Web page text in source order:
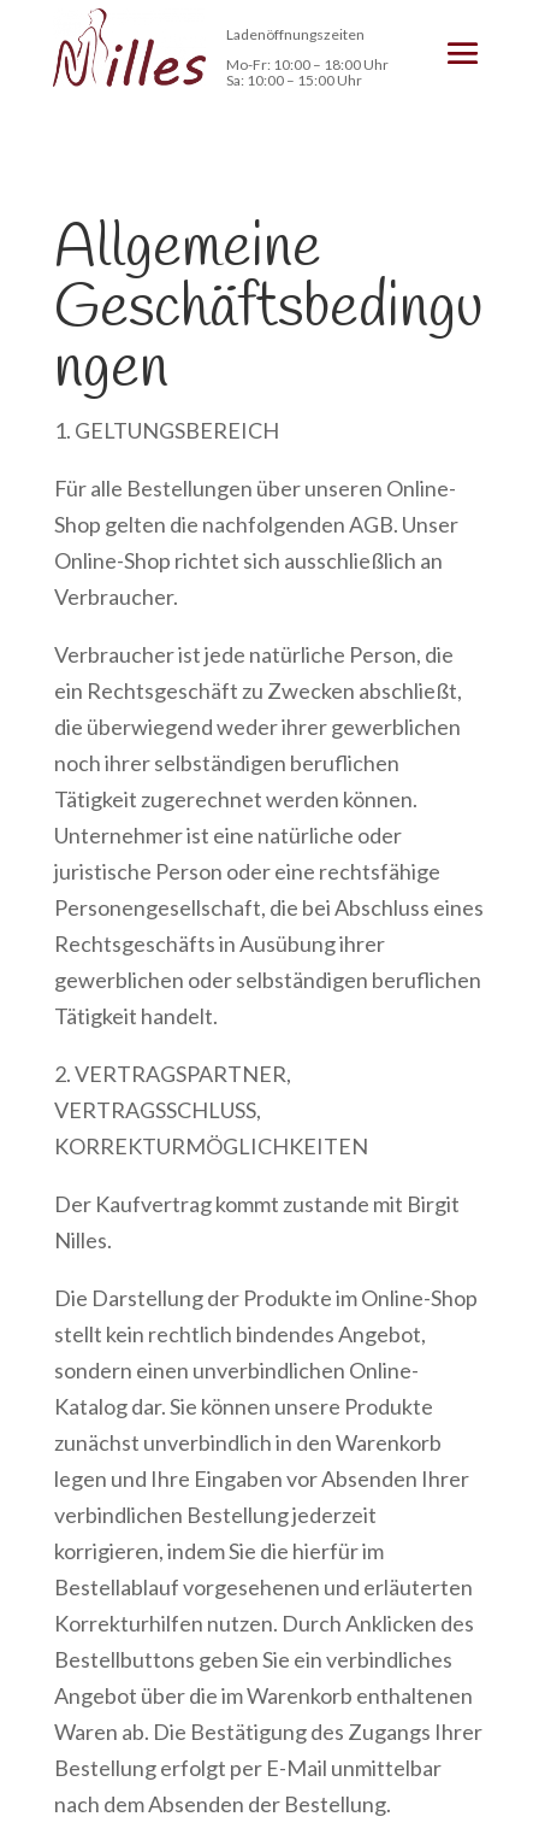
Ladenöffnungszeiten
Mo-Fr: 10:00 – 18:00 Uhr
Sa: 10:00 – 15:00 Uhr
Allgemeine
Geschäftsbedingu
ngen
1. GELTUNGSBEREICH
Für alle Bestellungen über unseren Online-
Shop gelten die nachfolgenden AGB. Unser
Online-Shop richtet sich ausschließlich an
Verbraucher.
Verbraucher ist jede natürliche Person, die
ein Rechtsgeschäft zu Zwecken abschließt,
die überwiegend weder ihrer gewerblichen
noch ihrer selbständigen beruflichen
Tätigkeit zugerechnet werden können.
Unternehmer ist eine natürliche oder
juristische Person oder eine rechtsfähige
Personengesellschaft, die bei Abschluss eines
Rechtsgeschäfts in Ausübung ihrer
gewerblichen oder selbständigen beruflichen
Tätigkeit handelt.
2. VERTRAGSPARTNER,
VERTRAGSSCHLUSS,
KORREKTURMÖGLICHKEITEN
Der Kaufvertrag kommt zustande mit Birgit
Nilles.
Die Darstellung der Produkte im Online-Shop
stellt kein rechtlich bindendes Angebot,
sondern einen unverbindlichen Online-
Katalog dar. Sie können unsere Produkte
zunächst unverbindlich in den Warenkorb
legen und Ihre Eingaben vor Absenden Ihrer
verbindlichen Bestellung jederzeit
korrigieren, indem Sie die hierfür im
Bestellablauf vorgesehenen und erläuterten
Korrekturhilfen nutzen. Durch Anklicken des
Bestellbuttons geben Sie ein verbindliches
Angebot über die im Warenkorb enthaltenen
Waren ab. Die Bestätigung des Zugangs Ihrer
Bestellung erfolgt per E-Mail unmittelbar
nach dem Absenden der Bestellung.